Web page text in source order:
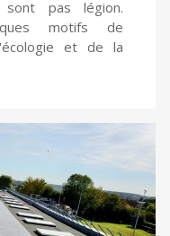
pas légion.
motifs de
et de la